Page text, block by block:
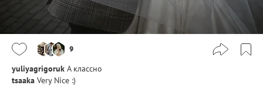
9
yuliyagrigoruk А классно
tsaaka Very Nice :)